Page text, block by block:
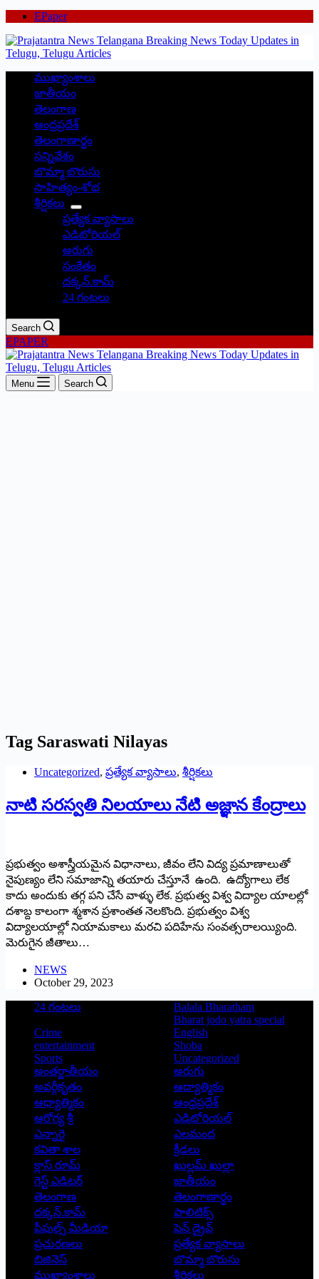
EPaper
ముఖ్యాంశాలు
జాతీయం
తెలంగాణ
ఆంధ్రప్రదేశ్
తెలంగాణార్థం
సన్నివేశం
బొమ్మా బొరుసు
సాహిత్యం-శోభ
శీర్షికలు
ప్రత్యేక వ్యాసాలు
ఎడిటోరియల్
అరుగు
సంకేతం
దక్కన్.కామ్
24 గంటలు
Search
EPAPER
Menu Search
Tag Saraswati Nilayas
Uncategorized, ప్రత్యేక వ్యాసాలు, శీర్షికలు
నాటి సరస్వతి నిలయాలు నేటి అజ్ఞాన కేంద్రాలు
ప్రభుత్వం అశాస్త్రీయమైన విధానాలు, జీవం లేని విద్య ప్రమాణాలుతో
నైపుణ్యం లేని సమాజాన్ని తయారు చేస్తూనే ఉంది. ఉద్యోగాలు లేక
కాదు అందుకు తగ్గ పని చేసే వాళ్ళు లేక. ప్రభుత్వ విశ్వ విద్యాల యాలల్లో
దశాబ్ద కాలంగా శ్మశాన ప్రశాంతత నెలకొంది. ప్రభుత్వం విశ్వ
విద్యాలయాల్లో నియామకాలు మరచి పదిహేను సంవత్సరాలయ్యింది.
మెరుగైన జీతాలు…
NEWS
October 29, 2023
24 గంటలు
Balala Bharatham
Bharat jodo yatra special
Crime
English
entertainment
Shoba
Sports
Uncategorized
అంతర్జాతీయం
అరుగు
అవర్గీకృతం
ఆద్యాత్మికం
ఆధ్యాత్మికం
ఆంధ్రప్రదేశ్
ఆరోగ్య శ్రీ
ఎడిటోరియల్
ఎన్నారై
ఎలమంద
కవితా శాల
క్రీడలు
క్లాస్ రూమ్
ఖుల్లమ్ ఖుల్లా
గెస్ట్ ఎడిటర్
జాతీయం
తెలంగాణ
తెలంగాణార్థం
దక్కన్.కామ్
పాలిటిక్స్
పీపుల్స్ ‌మీడియా
పెన్ డ్రైవ్
ప్రచురణలు
ప్రత్యేక వ్యాసాలు
బిజినెస్
బొమ్మా బొరుసు
ముఖ్యాంశాలు
శీర్షికలు